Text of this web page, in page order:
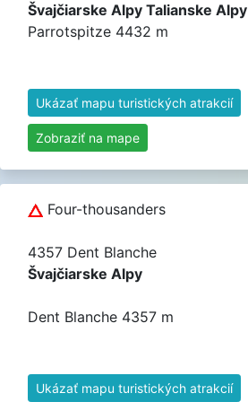
Švajčiarske Alpy Talianske Alpy
Parrotspitze 4432 m
Ukázať mapu turistických atrakcií
Zobraziť na mape
Four-thousanders
4357 Dent Blanche
Švajčiarske Alpy
Dent Blanche 4357 m
Ukázať mapu turistických atrakcií